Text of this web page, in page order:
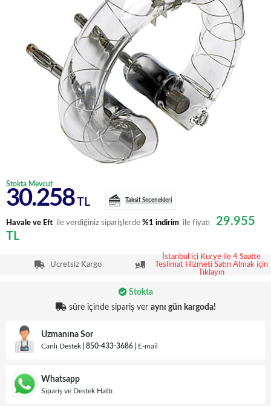
Stokta Mevcut
30.258TL Taksit Seçenekleri
Havale ve Eft ile verdiğiniz siparişlerde %1 indirim ile fiyatı
29.955
TL
Ücretsiz Kargo
İstanbul içi Kurye ile 4 Saatte
Teslimat Hizmeti Satın Almak için
Tıklayın
Stokta
süre içinde sipariş ver aynı gün kargoda!
Uzmanına Sor
Canlı Destek 850-433-3686 E-mail
Whatsapp
Sipariş ve Destek Hattı